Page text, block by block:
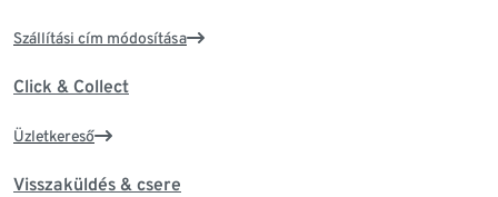
Szállítási cím módosítása
Click & Collect
Üzletkereső
Visszaküldés & csere